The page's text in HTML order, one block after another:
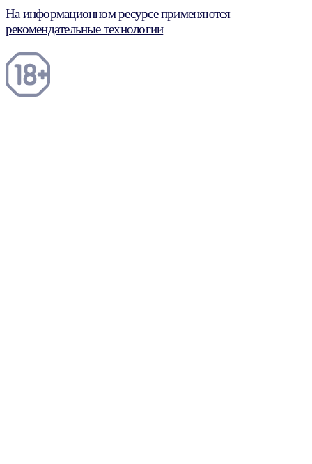
На информационном ресурсе применяются
рекомендательные технологии